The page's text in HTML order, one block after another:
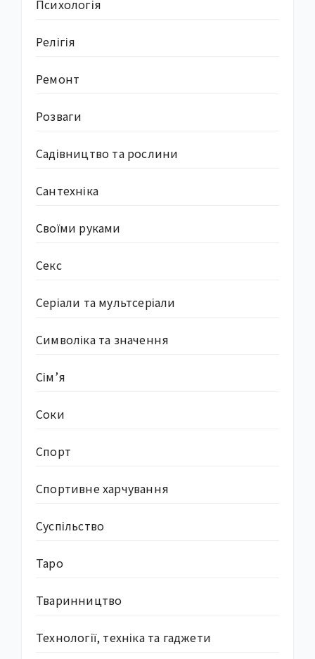
Психологія
Релігія
Ремонт
Розваги
Садівництво та рослини
Сантехніка
Своїми руками
Секс
Серіали та мультсеріали
Символіка та значення
Сім’я
Соки
Спорт
Спортивне харчування
Суcпільство
Таро
Тваринництво
Технології, техніка та гаджети